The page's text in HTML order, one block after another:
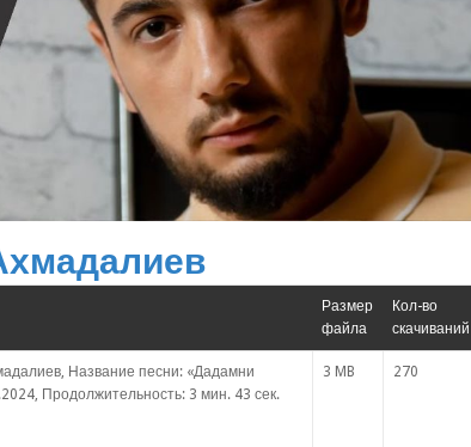
Размер
файла
Кол-во
скачиваний
Название песни: «Дадамни
Продолжительность: 3 мин. 43 сек.
3 MB 270